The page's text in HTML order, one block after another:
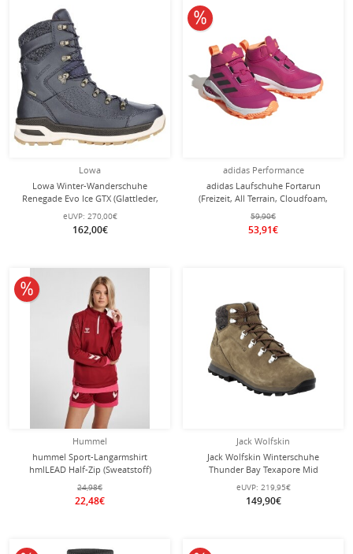
Lowa
Lowa Winter-Wanderschuhe
Renegade Evo Ice GTX (Glattleder,
wasserdicht) navyblau/honig Herren
eUVP: 270,00€
162,00€
adidas Performance
adidas Laufschuhe Fortarun
(Freizeit, All Terrain, Cloudfoam,
Klett) magenta Mädchen
59,90€
53,91€
10% reduziert
Hummel
hummel Sport-Langarmshirt
hmlLEAD Half-Zip (Sweatstoff)
bordeaux/rot Damen
24,98€
22,48€
10% reduziert
Jack Wolfskin
Jack Wolfskin Winterschuhe
Thunder Bay Texapore Mid
(wasserdicht) hellbraun Herren
eUVP: 219,95€
149,90€